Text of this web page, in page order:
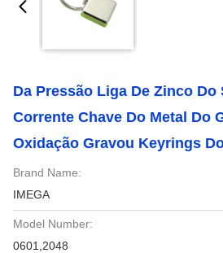
Da Pressão Liga De Zinco Do
Corrente Chave Do Metal Do
Oxidação Gravou Keyrings
Brand Name:
IMEGA
Model Number:
0601,2048